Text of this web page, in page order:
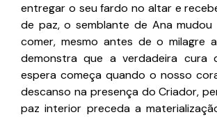
entregar o seu fardo no altar e
de paz, o semblante de Ana
comer, mesmo antes de o milagre
demonstra que a verdadeira cura
espera começa quando o nosso
descanso na presença do Criador,
paz interior preceda a